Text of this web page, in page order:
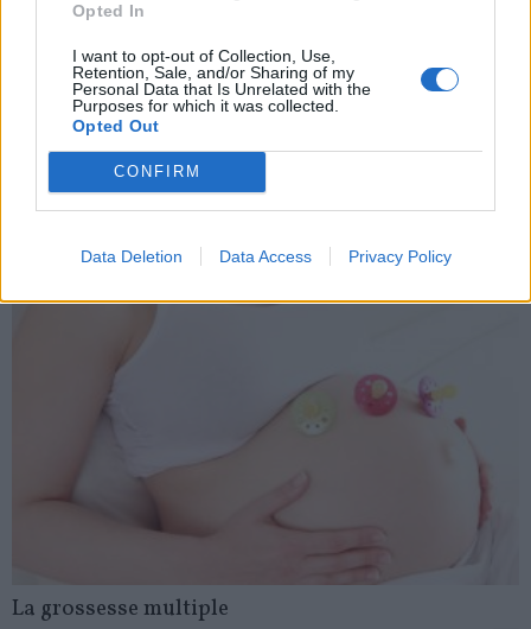
Opted In
I want to opt-out of Collection, Use,
Retention, Sale, and/or Sharing of my
Personal Data that Is Unrelated with the
Purposes for which it was collected.
Opted Out
CONFIRM
Data Deletion Data Access Privacy Policy
COVID-19: est-ce déjà le pic de la 8e vague ?
20 octobre 2022
Attestations de déplacement : qu’est-ce qu’un motif familial
impérieux ?
- 9 novembre 2020
La grossesse multiple